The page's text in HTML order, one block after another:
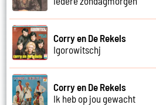
Corry en De Rekels
Igorowitschj
Corry en De Rekels
Ik heb op jou gewacht